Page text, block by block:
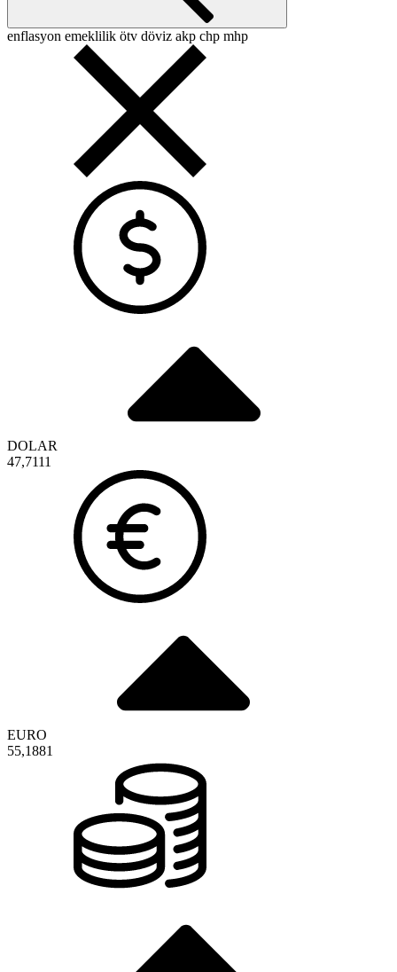
enflasyon emeklilik ötv döviz akp chp mhp
DOLAR
47,7111
EURO
55,1881